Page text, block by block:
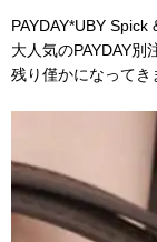
PAYDAY*UBY
大人気のPAYDAY別
残り僅かになってき